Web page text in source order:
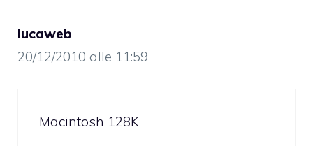
lucaweb
20/12/2010 alle 11:59
Macintosh 128K